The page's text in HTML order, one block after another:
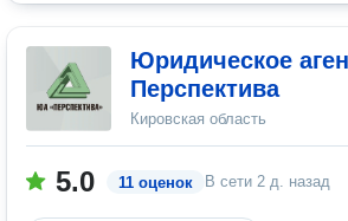
Юридическое
Перспектива
Кировская область
5.0 11 оценок В сети 2 д. назад